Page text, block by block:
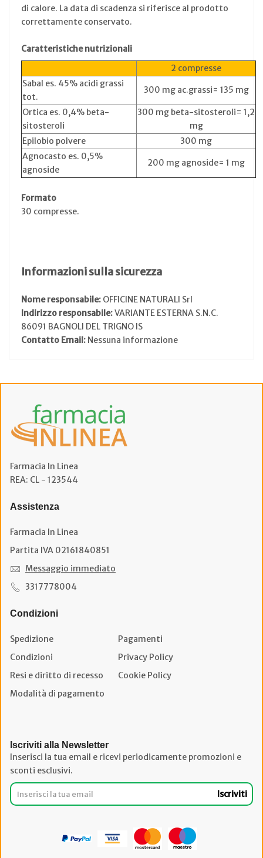
di calore. La data di scadenza si riferisce al prodotto
correttamente conservato.
Caratteristiche nutrizionali
2 compresse
Sabal es. 45% acidi grassi
tot.
300 mg ac.grassi= 135 mg
Ortica es. 0,4% beta-
sitosteroli
300 mg beta-sitosteroli= 1,2
mg
Epilobio polvere
300 mg
Agnocasto es. 0,5%
agnoside
200 mg agnoside= 1 mg
Formato
30 compresse.
Informazioni sulla sicurezza
Nome responsabile: OFFICINE NATURALI Srl
Indirizzo responsabile:VARIANTE ESTERNA S.N.C.
86091 BAGNOLI DEL TRIGNO IS
Contatto Email: Nessuna informazione
Farmacia In Linea
REA: CL - 123544
Assistenza
Farmacia In Linea
Partita IVA 02161840851
Messaggio immediato
3317778004
Condizioni
Spedizione
Pagamenti
Condizioni
Privacy Policy
Resi e diritto di recesso
Cookie Policy
Modalità di pagamento
Iscriviti alla Newsletter
Inserisci la tua email e ricevi periodicamente promozioni e
sconti esclusivi.
Iscriviti